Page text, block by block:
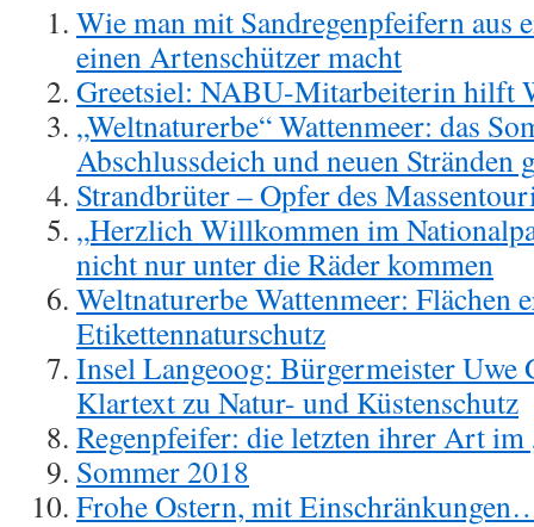
Wie man mit Sandregenpfeifern aus
einen Artenschützer macht
Greetsiel: NABU-Mitarbeiterin hilft
„Weltnaturerbe“ Wattenmeer: das
Abschlussdeich und neuen Stränden
Strandbrüter – Opfer des
„Herzlich Willkommen im
nicht nur unter die Räder kommen
Weltnaturerbe Wattenmeer: Flächen
Etikettennaturschutz
Insel Langeoog: Bürgermeister Uwe
Klartext zu Natur- und Küstenschutz
Regenpfeifer: die letzten ihrer Art im
Sommer 2018
Frohe Ostern, mit